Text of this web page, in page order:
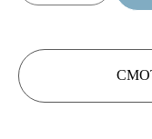
Нить,
будет
Нить,